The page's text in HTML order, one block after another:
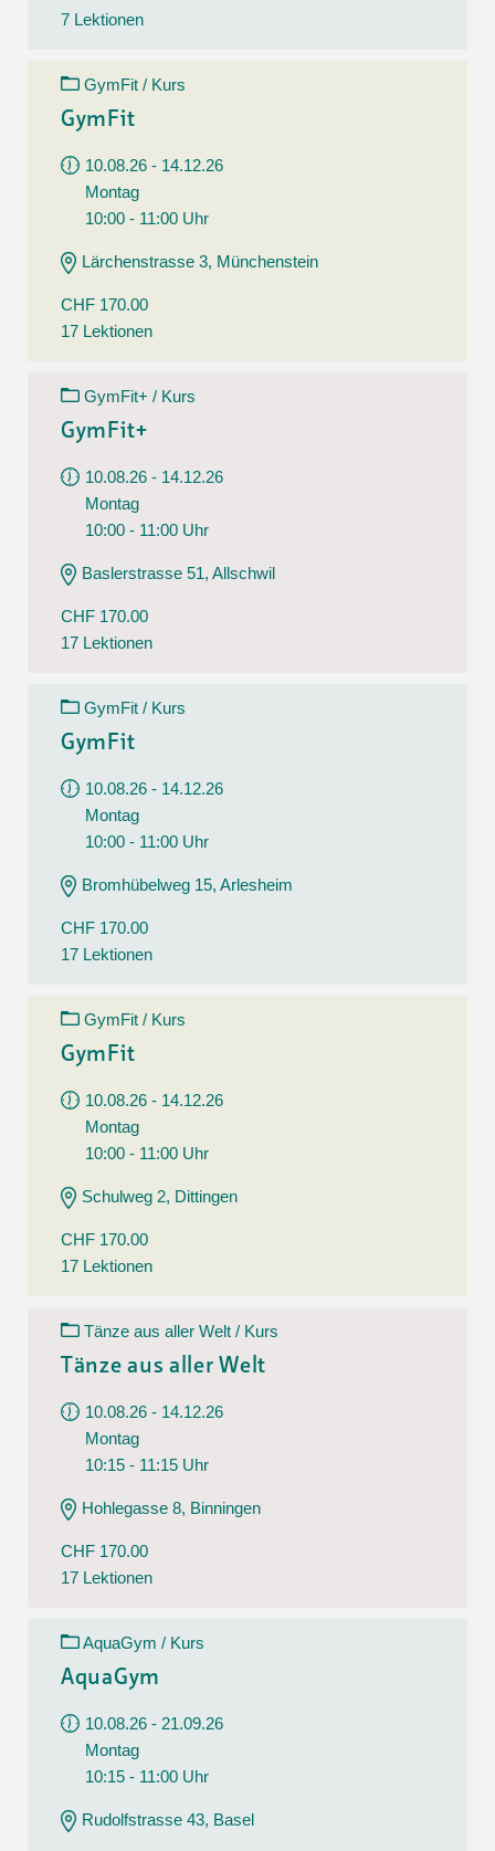
7 Lektionen
GymFit / Kurs
GymFit
10.08.26 - 14.12.26
Montag
10:00 - 11:00 Uhr
Lärchenstrasse 3, Münchenstein
CHF 170.00
17 Lektionen
GymFit+ / Kurs
GymFit+
10.08.26 - 14.12.26
Montag
10:00 - 11:00 Uhr
Baslerstrasse 51, Allschwil
CHF 170.00
17 Lektionen
GymFit / Kurs
GymFit
10.08.26 - 14.12.26
Montag
10:00 - 11:00 Uhr
Bromhübelweg 15, Arlesheim
CHF 170.00
17 Lektionen
GymFit / Kurs
GymFit
10.08.26 - 14.12.26
Montag
10:00 - 11:00 Uhr
Schulweg 2, Dittingen
CHF 170.00
17 Lektionen
Tänze aus aller Welt / Kurs
Tänze aus aller Welt
10.08.26 - 14.12.26
Montag
10:15 - 11:15 Uhr
Hohlegasse 8, Binningen
CHF 170.00
17 Lektionen
AquaGym / Kurs
AquaGym
10.08.26 - 21.09.26
Montag
10:15 - 11:00 Uhr
Rudolfstrasse 43, Basel